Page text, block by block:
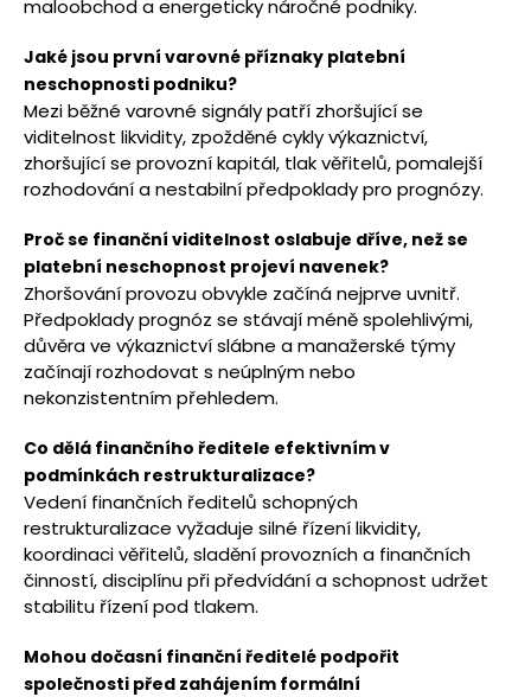
maloobchod a energeticky náročné podniky.
Jaké jsou první varovné příznaky platební
neschopnosti podniku?
Mezi běžné varovné signály patří zhoršující se
viditelnost likvidity, zpožděné cykly výkaznictví,
zhoršující se provozní kapitál, tlak věřitelů, pomalejší
rozhodování a nestabilní předpoklady pro prognózy.
Proč se finanční viditelnost oslabuje dříve, než se
platební neschopnost projeví navenek?
Zhoršování provozu obvykle začíná nejprve uvnitř.
Předpoklady prognóz se stávají méně spolehlivými,
důvěra ve výkaznictví slábne a manažerské týmy
začínají rozhodovat s neúplným nebo
nekonzistentním přehledem.
Co dělá finančního ředitele efektivním v
podmínkách restrukturalizace?
Vedení finančních ředitelů schopných
restrukturalizace vyžaduje silné řízení likvidity,
koordinaci věřitelů, sladění provozních a finančních
činností, disciplínu při předvídání a schopnost udržet
stabilitu řízení pod tlakem.
Mohou dočasní finanční ředitelé podpořit
společnosti před zahájením formální